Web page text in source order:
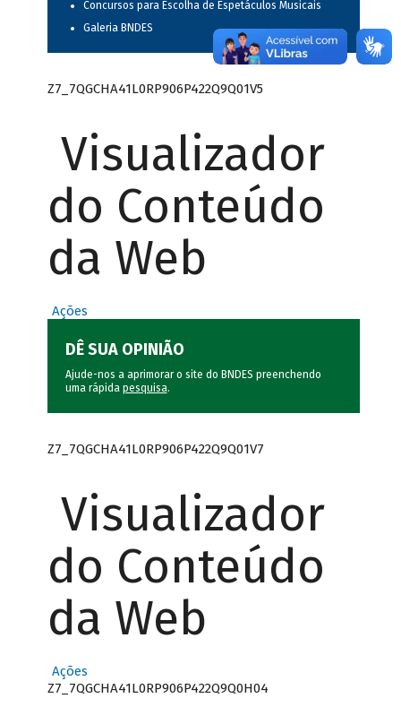
Concursos para Escolha de Espetáculos Musicais
Galeria BNDES
Z7_7QGCHA41L0RP906P422Q9Q01V5
Visualizador
do Conteúdo
da Web
Ações
DÊ SUA OPINIÃO
Ajude-nos a aprimorar o site do BNDES preenchendo
uma rápida pesquisa.
Z7_7QGCHA41L0RP906P422Q9Q01V7
Visualizador
do Conteúdo
da Web
Ações
Z7_7QGCHA41L0RP906P422Q9Q0H04